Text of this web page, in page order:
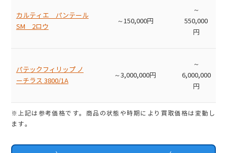
カルティエ パンテール
SM 2ロウ
～150,000円
～
550,000
円
パテックフィリップ ノ
ーチラス 3800/1A
～3,000,000円
～
6,000,000
円
※上記は参考価格です。商品の状態や時期により買取価格は変動し
ます。